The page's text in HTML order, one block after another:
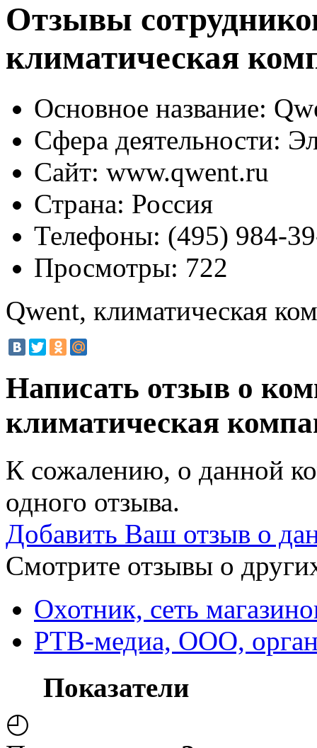
Отзывы
климатическая
Основное название:
Сфера деятельности:
Сайт: www.qwent.ru
Страна: Россия
Телефоны: (495) 984-
Просмотры: 722
Qwent, климатическая
Написать отзыв о
климатическая
К сожалению, о данной
одного отзыва.
Добавить Ваш отзыв о
Смотрите отзывы о
Охотник, сеть
РТВ-медиа, ООО,
Показатели
◴